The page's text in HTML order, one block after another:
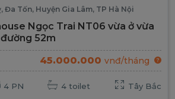
Đa Tốn, Huyện Gia Lâm, TP Hà Nội
Ngọc Trai NT06 vừa ở vừa
52m
45.000.000 vnđ/tháng
4 PN 4 toilet Tây Bắc